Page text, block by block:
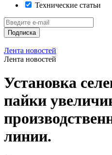
Технические статьи
Подписка
Лента новостей
Лента новостей
Установка
пайки
линии.